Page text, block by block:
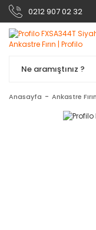
0212 907 02 32
Anasayfa Ankastre Fırın